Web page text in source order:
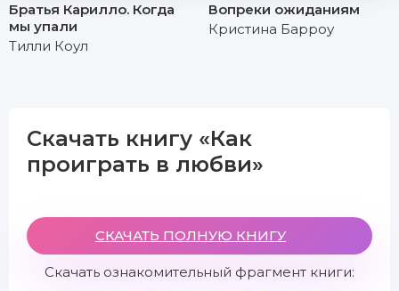
Братья Карилло. Когда
мы упали
Тилли Коул
Вопреки ожиданиям
Кристина Барроу
Скачать книгу «Как
проиграть в любви»
СКАЧАТЬ ПОЛНУЮ КНИГУ
Скачать ознакомительный фрагмент книги: